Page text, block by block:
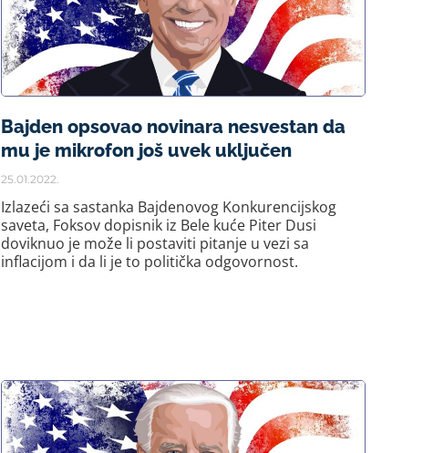
Bajden opsovao novinara nesvestan da
mu je mikrofon još uvek uključen
25.01.2022.
Izlazeći sa sastanka Bajdenovog Konkurencijskog
saveta, Foksov dopisnik iz Bele kuće Piter Dusi
doviknuo je može li postaviti pitanje u vezi sa
inflacijom i da li je to politička odgovornost.